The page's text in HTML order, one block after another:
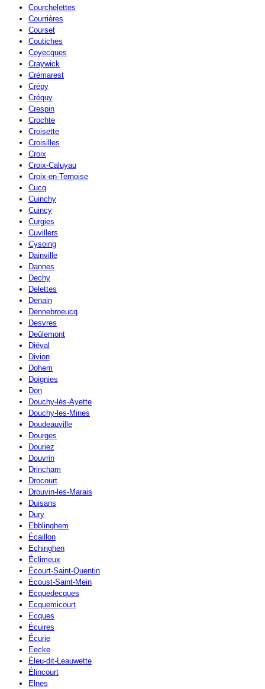
Courchelettes
Courrières
Courset
Coutiches
Coyecques
Craywick
Crémarest
Crépy
Créquy
Crespin
Crochte
Croisette
Croisilles
Croix
Croix-Caluyau
Croix-en-Ternoise
Cucq
Cuinchy
Cuincy
Curgies
Cuvillers
Cysoing
Dainville
Dannes
Dechy
Delettes
Denain
Dennebroeucq
Desvres
Deûlemont
Diéval
Divion
Dohem
Doignies
Don
Douchy-lès-Ayette
Douchy-les-Mines
Doudeauville
Dourges
Douriez
Douvrin
Drincham
Drocourt
Drouvin-les-Marais
Duisans
Dury
Ebblinghem
Écaillon
Echinghen
Éclimeux
Écourt-Saint-Quentin
Écoust-Saint-Mein
Ecquedecques
Ecquemicourt
Ecques
Écuires
Écurie
Eecke
Éleu-dit-Leauwette
Élincourt
Elnes